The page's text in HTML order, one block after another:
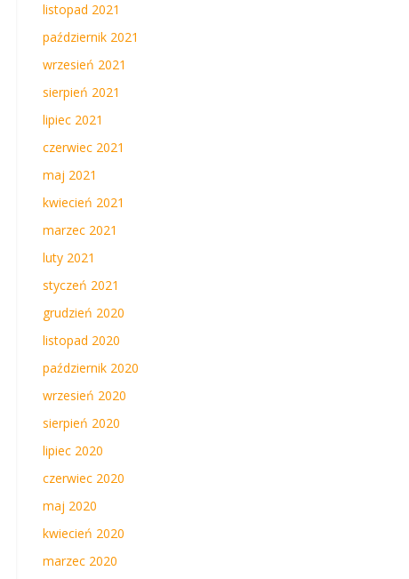
listopad 2021
październik 2021
wrzesień 2021
sierpień 2021
lipiec 2021
czerwiec 2021
maj 2021
kwiecień 2021
marzec 2021
luty 2021
styczeń 2021
grudzień 2020
listopad 2020
październik 2020
wrzesień 2020
sierpień 2020
lipiec 2020
czerwiec 2020
maj 2020
kwiecień 2020
marzec 2020